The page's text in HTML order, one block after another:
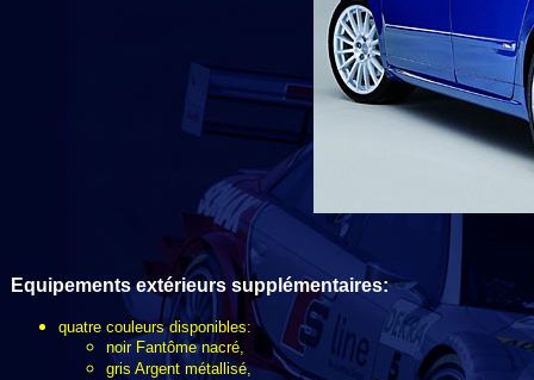
Equipements extérieurs supplémentaires:
quatre couleurs disponibles:
noir Fantôme nacré,
gris Argent métallisé,